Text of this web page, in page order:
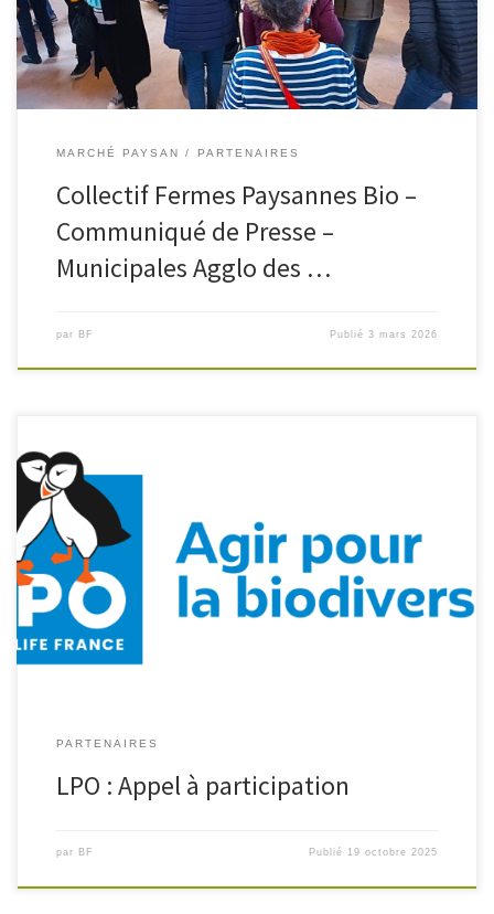
MARCHÉ PAYSAN PARTENAIRES
Collectif Fermes Paysannes Bio –
Communiqué de Presse –
Municipales Agglo des …
par BF Publié3 mars 2026
Participez à la consultation publique avant le 24 octobre pour
exiger la fin de la pêche et de la commercialisation de ce poisson
menacé de disparition : cliquer ici
PARTENAIRES
LPO : Appel à participation
par BF Publié 19 octobre 2025